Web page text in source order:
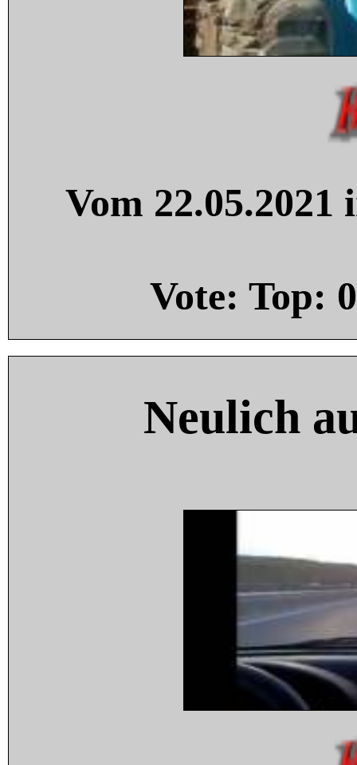
Vom
Vote: Top: 0
Neulich